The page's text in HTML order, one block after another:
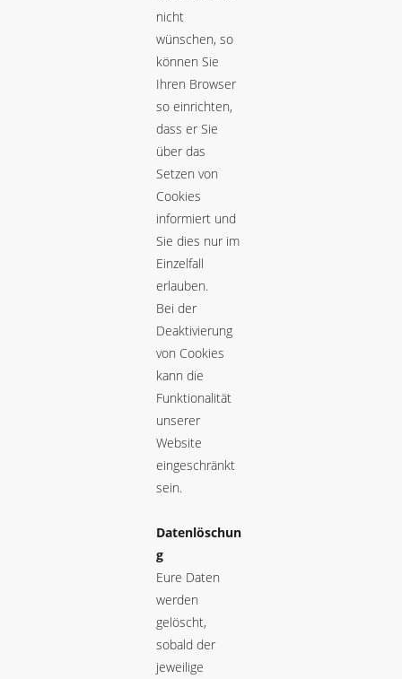
nicht
wünschen, so
können Sie
Ihren Browser
so einrichten,
dass er Sie
über das
Setzen von
Cookies
informiert und
Sie dies nur im
Einzelfall
erlauben.
Bei der
Deaktivierung
von Cookies
kann die
Funktionalität
unserer
Website
eingeschränkt
sein.
Datenlöschun
g
Eure Daten
werden
gelöscht,
sobald der
jeweilige